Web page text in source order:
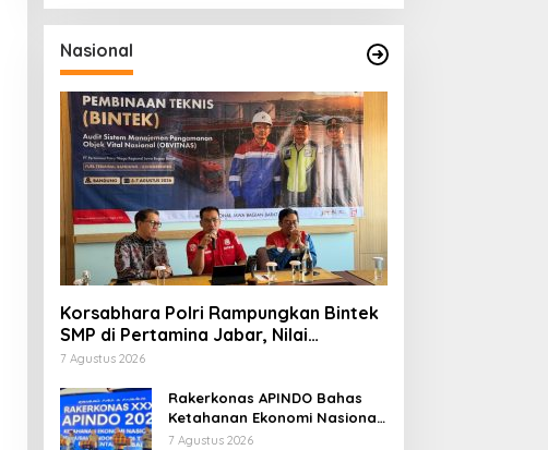
Nasional
Korsabhara Polri Rampungkan Bintek
SMP di Pertamina Jabar, Nilai
Pengamanan Capai 88,44 Persen
7 Agustus 2026
Rakerkonas APINDO Bahas
Ketahanan Ekonomi Nasional,
IMO Indonesia Soroti
7 Agustus 2026